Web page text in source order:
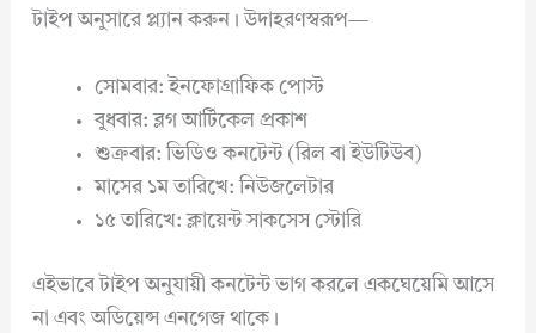
টাইপ অনুসারে প্ল্যান করুন। উদাহরণস্বরূপ—
সোমবার: ইনফোগ্রাফিক পোস্ট
বুধবার: ব্লগ আর্টিকেল প্রকাশ
শুক্রবার: ভিডিও কনটেন্ট (রিল বা ইউটিউব)
মাসের ১ম তারিখে: নিউজলেটার
১৫ তারিখে: ক্লায়েন্ট সাকসেস স্টোরি
এইভাবে টাইপ অনুযায়ী কনটেন্ট ভাগ করলে একঘেয়েমি আসে
না এবং অডিয়েন্স এনগেজ থাকে।